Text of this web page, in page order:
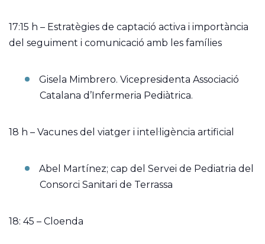
17:15 h – Estratègies de captació activa i importància
del seguiment i comunicació amb les famílies
Gisela Mimbrero. Vicepresidenta Associació
Catalana d’Infermeria Pediàtrica.
18 h – Vacunes del viatger i intel·ligència artificial
Abel Martínez; cap del Servei de Pediatria del
Consorci Sanitari de Terrassa
18: 45 – Cloenda